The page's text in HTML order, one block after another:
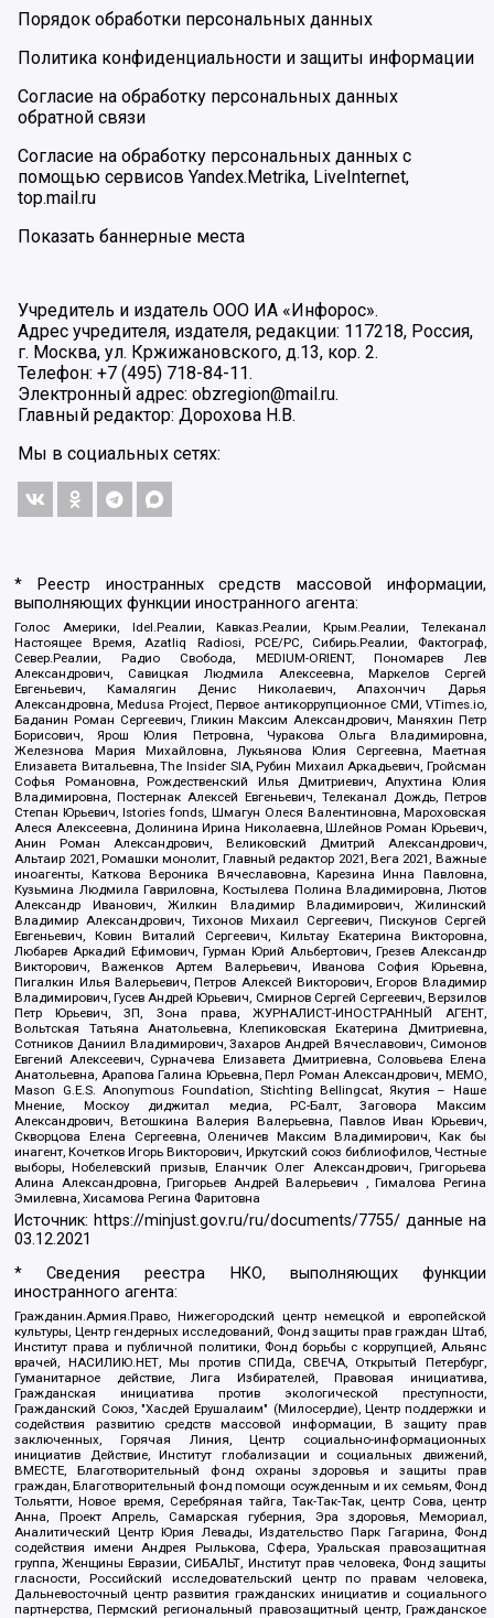
Порядок обработки персональных данных
Политика конфиденциальности и защиты информации
Согласие на обработку персональных данных
обратной связи
Согласие на обработку персональных данных с
помощью сервисов Yandex.Metrika, LiveInternet,
top.mail.ru
Показать баннерные места
Учредитель и издатель ООО ИА «Инфорос».
Адрес учредителя, издателя, редакции: 117218, Россия,
г. Москва, ул. Кржижановского, д.13, кор. 2.
Телефон: +7 (495) 718-84-11.
Электронный адрес: obzregion@mail.ru.
Главный редактор: Дорохова Н.В.
Мы в социальных сетях:
* Реестр иностранных средств массовой информации,
выполняющих функции иностранного агента:
Голос Америки, Idel.Реалии, Кавказ.Реалии, Крым.Реалии, Телеканал
Настоящее Время, Azatliq Radiosi, PCE/PC, Сибирь.Реалии, Фактограф,
Север.Реалии, Радио Свобода, MEDIUM-ORIENT, Пономарев Лев
Александрович, Савицкая Людмила Алексеевна, Маркелов Сергей
Евгеньевич, Камалягин Денис Николаевич, Апахончич Дарья
Александровна, Medusa Project, Первое антикоррупционное СМИ, VTimes.io,
Баданин Роман Сергеевич, Гликин Максим Александрович, Маняхин Петр
Борисович, Ярош Юлия Петровна, Чуракова Ольга Владимировна,
Железнова Мария Михайловна, Лукьянова Юлия Сергеевна, Маетная
Елизавета Витальевна, The Insider SIA, Рубин Михаил Аркадьевич, Гройсман
Софья Романовна, Рождественский Илья Дмитриевич, Апухтина Юлия
Владимировна, Постернак Алексей Евгеньевич, Телеканал Дождь, Петров
Степан Юрьевич, Istories fonds, Шмагун Олеся Валентиновна, Мароховская
Алеся Алексеевна, Долинина Ирина Николаевна, Шлейнов Роман Юрьевич,
Анин Роман Александрович, Великовский Дмитрий Александрович,
Альтаир 2021, Ромашки монолит, Главный редактор 2021, Вега 2021, Важные
иноагенты, Каткова Вероника Вячеславовна, Карезина Инна Павловна,
Кузьмина Людмила Гавриловна, Костылева Полина Владимировна, Лютов
Александр Иванович, Жилкин Владимир Владимирович, Жилинский
Владимир Александрович, Тихонов Михаил Сергеевич, Пискунов Сергей
Евгеньевич, Ковин Виталий Сергеевич, Кильтау Екатерина Викторовна,
Любарев Аркадий Ефимович, Гурман Юрий Альбертович, Грезев Александр
Викторович, Важенков Артем Валерьевич, Иванова София Юрьевна,
Пигалкин Илья Валерьевич, Петров Алексей Викторович, Егоров Владимир
Владимирович, Гусев Андрей Юрьевич, Смирнов Сергей Сергеевич, Верзилов
Петр Юрьевич, ЗП, Зона права, ЖУРНАЛИСТ-ИНОСТРАННЫЙ АГЕНТ,
Вольтская Татьяна Анатольевна, Клепиковская Екатерина Дмитриевна,
Сотников Даниил Владимирович, Захаров Андрей Вячеславович, Симонов
Евгений Алексеевич, Сурначева Елизавета Дмитриевна, Соловьева Елена
Анатольевна, Арапова Галина Юрьевна, Перл Роман Александрович, МЕМО,
Mason G.E.S. Anonymous Foundation, Stichting Bellingcat, Якутия – Наше
Мнение, Москоу диджитал медиа, РС-Балт, Заговора Максим
Александрович, Ветошкина Валерия Валерьевна, Павлов Иван Юрьевич,
Скворцова Елена Сергеевна, Оленичев Максим Владимирович, Как бы
инагент, Кочетков Игорь Викторович, Иркутский союз библиофилов, Честные
выборы, Нобелевский призыв, Еланчик Олег Александрович, Григорьева
Алина Александровна, Григорьев Андрей Валерьевич , Гималова Регина
Эмилевна, Хисамова Регина Фаритовна
Источник: https://minjust.gov.ru/ru/documents/7755/ данные на
03.12.2021
* Сведения реестра НКО, выполняющих функции
иностранного агента:
Гражданин.Армия.Право, Нижегородский центр немецкой и европейской
культуры, Центр гендерных исследований, Фонд защиты прав граждан Штаб,
Институт права и публичной политики, Фонд борьбы с коррупцией, Альянс
врачей, НАСИЛИЮ.НЕТ, Мы против СПИДа, СВЕЧА, Открытый Петербург,
Гуманитарное действие, Лига Избирателей, Правовая инициатива,
Гражданская инициатива против экологической преступности,
Гражданский Союз, "Хасдей Ерушалаим" (Милосердие), Центр поддержки и
содействия развитию средств массовой информации, В защиту прав
заключенных, Горячая Линия, Центр социально-информационных
инициатив Действие, Институт глобализации и социальных движений,
ВМЕСТЕ, Благотворительный фонд охраны здоровья и защиты прав
граждан, Благотворительный фонд помощи осужденным и их семьям, Фонд
Тольятти, Новое время, Серебряная тайга, Так-Так-Так, центр Сова, центр
Анна, Проект Апрель, Самарская губерния, Эра здоровья, Мемориал,
Аналитический Центр Юрия Левады, Издательство Парк Гагарина, Фонд
содействия имени Андрея Рылькова, Сфера, Уральская правозащитная
группа, Женщины Евразии, СИБАЛЬТ, Институт прав человека, Фонд защиты
гласности, Российский исследовательский центр по правам человека,
Дальневосточный центр развития гражданских инициатив и социального
партнерства, Пермский региональный правозащитный центр, Гражданское